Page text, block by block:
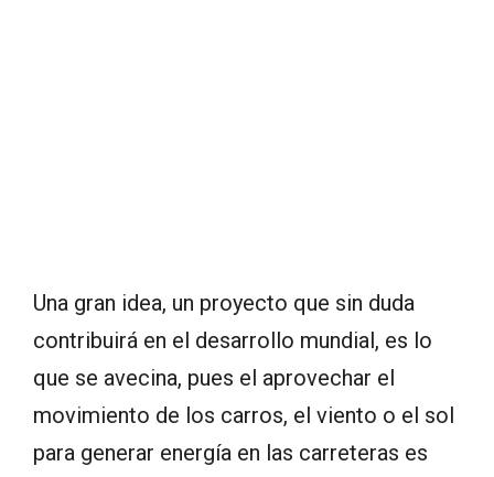
Una gran idea, un proyecto que sin duda
contribuirá en el desarrollo mundial, es lo
que se avecina, pues el aprovechar el
movimiento de los carros, el viento o el sol
para generar energía en las carreteras es